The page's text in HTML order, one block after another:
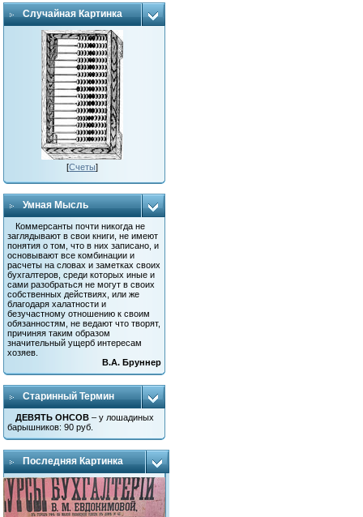
Случайная Картинка
[Счеты]
Умная Мысль
Коммерсанты почти никогда не
заглядывают в свои книги, не имеют
понятия о том, что в них записано, и
основывают все комбинации и
расчеты на словах и заметках своих
бухгалтеров, среди которых иные и
сами разобраться не могут в своих
собственных действиях, или же
благодаря халатности и
безучастному отношению к своим
обязанностям, не ведают что творят,
причиняя таким образом
значительный ущерб интересам
хозяев.
В.А. Бруннер
Старинный Термин
ДЕВЯТЬ ОНСОВ – у лошадиных
барышников: 90 руб.
Последняя Картинка